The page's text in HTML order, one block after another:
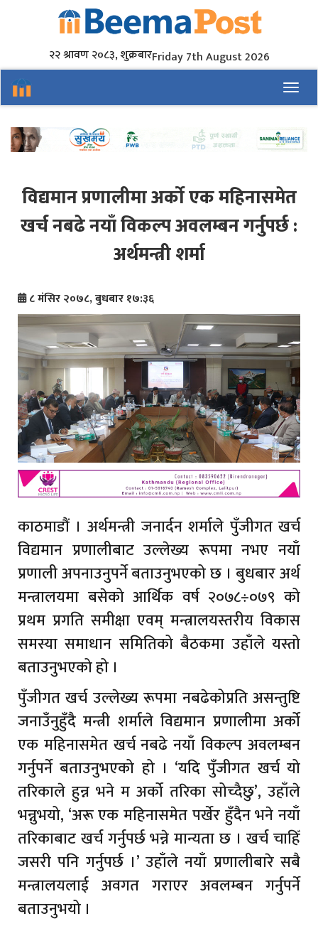
२२ श्रावण २०८३, शुक्रबारFriday 7th August 2026
विद्यमान प्रणालीमा अर्को एक महिनासमेत
खर्च नबढे नयाँ विकल्प अवलम्बन गर्नुपर्छ :
अर्थमन्त्री शर्मा
८ मंसिर २०७८, बुधबार १७:३६
काठमाडौं । अर्थमन्त्री जनार्दन शर्माले पुँजीगत खर्च
विद्यमान प्रणालीबाट उल्लेख्य रूपमा नभए नयाँ
प्रणाली अपनाउनुपर्ने बताउनुभएको छ । बुधबार अर्थ
मन्त्रालयमा बसेको आर्थिक वर्ष २०७८÷०७९ को
प्रथम प्रगति समीक्षा एवम् मन्त्रालयस्तरीय विकास
समस्या समाधान समितिको बैठकमा उहाँले यस्तो
बताउनुभएको हो ।
पुँजीगत खर्च उल्लेख्य रूपमा नबढेकोप्रति असन्तुष्टि
जनाउँनुहुँदै मन्त्री शर्माले विद्यमान प्रणालीमा अर्को
एक महिनासमेत खर्च नबढे नयाँ विकल्प अवलम्बन
गर्नुपर्ने बताउनुभएको हो । ‘यदि पुँजीगत खर्च यो
तरिकाले हुन्न भने म अर्को तरिका सोच्दैछु’, उहाँले
भन्नुभयो, ‘अरू एक महिनासमेत पर्खेर हुँदैन भने नयाँ
तरिकाबाट खर्च गर्नुपर्छ भन्ने मान्यता छ । खर्च चाहिँ
जसरी पनि गर्नुपर्छ ।’ उहाँले नयाँ प्रणालीबारे सबै
मन्त्रालयलाई अवगत गराएर अवलम्बन गर्नुपर्ने
बताउनुभयो ।